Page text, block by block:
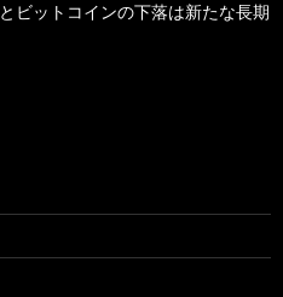
ビットコインの下落は新たな長期